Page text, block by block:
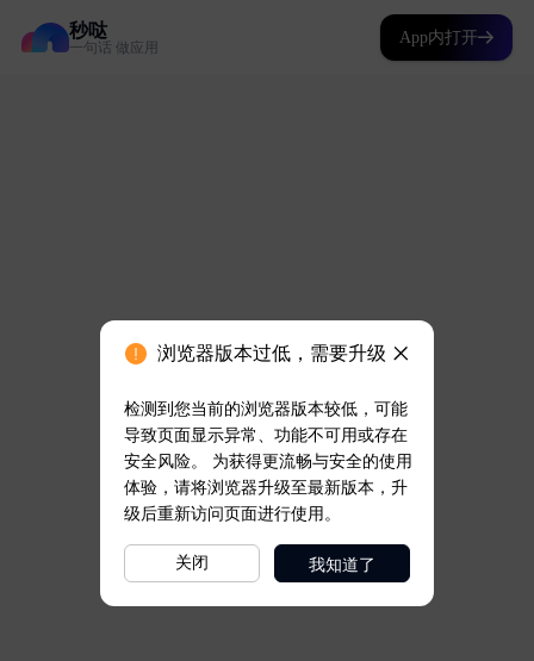
秒哒
一句话 做应用
App内打开
浏览器版本过低，需要升级
检测到您当前的浏览器版本较低，可能
导致页面显示异常、功能不可用或存在
安全风险。 为获得更流畅与安全的使用
体验，请将浏览器升级至最新版本，升
级后重新访问页面进行使用。
关闭 我知道了